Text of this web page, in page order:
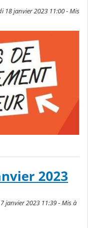
18 janvier 2023 11:00 - Mis
2023
janvier 2023 11:39 - Mis à